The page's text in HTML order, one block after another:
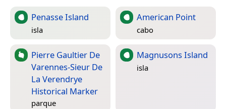
Penasse Island
isla
American Point
cabo
Pierre Gaultier De
Varennes-Sieur De
La Verendrye
Historical Marker
parque
Magnusons Island
isla